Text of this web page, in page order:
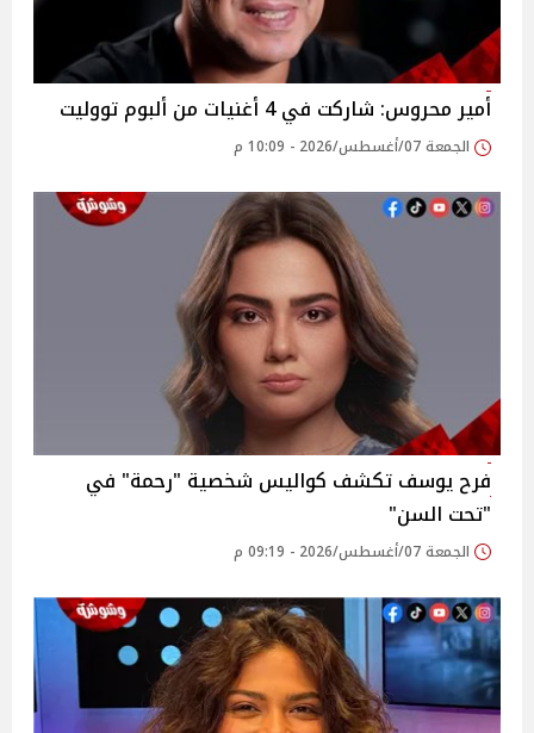
أمير محروس: شاركت في 4 أغنيات من ألبوم تووليت
الجمعة 07/أغسطس/2026 - 10:09 م
فرح يوسف تكشف كواليس شخصية "رحمة" في
"تحت السن"
الجمعة 07/أغسطس/2026 - 09:19 م